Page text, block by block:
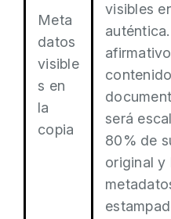
Meta
datos
visible
s en
la
copia
visibles
será
80% de
original y